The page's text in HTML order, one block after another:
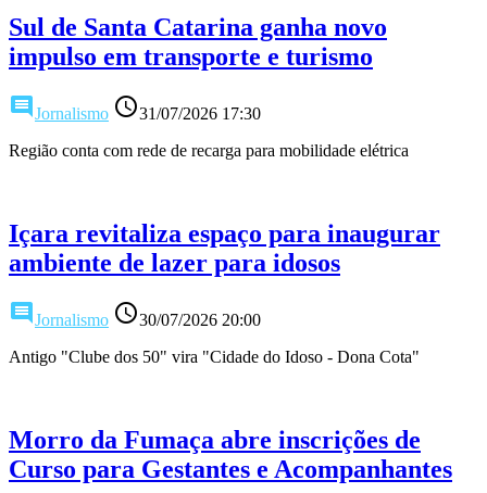
Sul de Santa Catarina ganha novo
impulso em transporte e turismo
comment Jornalismo access_time31/07/2026 17:30
Região conta com rede de recarga para mobilidade elétrica
Içara revitaliza espaço para inaugurar
ambiente de lazer para idosos
comment Jornalismo access_time30/07/2026 20:00
Antigo "Clube dos 50" vira "Cidade do Idoso - Dona Cota"
Morro da Fumaça abre inscrições de
Curso para Gestantes e Acompanhantes